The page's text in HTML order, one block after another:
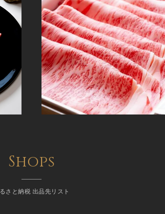
Shops
さと納税 出品先リスト